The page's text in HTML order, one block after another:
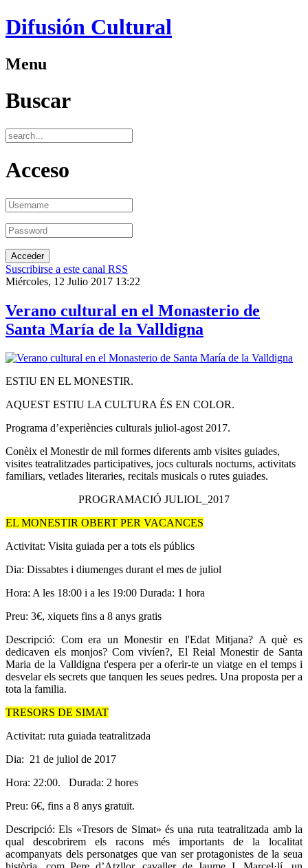
Difusión Cultural
Menu
Buscar
Acceso
Suscribirse a este canal RSS
Miércoles, 12 Julio 2017 13:22
Verano cultural en el Monasterio de
Santa María de la Valldigna
ESTIU EN EL MONESTIR.
AQUEST ESTIU LA CULTURA ÉS EN COLOR.
Programa d’experiències culturals juliol-agost 2017.
Conèix el Monestir de mil formes diferents amb visites guiades,
visites teatralitzades participatives, jocs culturals nocturns, activitats
familiars, vetlades literaries, recitals musicals o rutes guiades.
PROGRAMACIÓ JULIOL_2017
EL MONESTIR OBERT PER VACANCES
Activitat: Visita guiada per a tots els públics
Dia: Dissabtes i diumenges durant el mes de juliol
Hora: A les 18:00 i a les 19:00 Durada: 1 hora
Preu: 3€, xiquets fins a 8 anys gratis
Descripció: Com era un Monestir en l'Edat Mitjana? A què es
dedicaven els monjos? Com vivíen?, El Reial Monestir de Santa
Maria de la Valldigna t'espera per a oferir-te un viatge en el temps i
desvelar els secrets que tanquen les seues pedres. Una proposta per a
tota la familia.
TRESORS DE SIMAT
Activitat: ruta guiada teatralitzada
Dia: 21 de juliol de 2017
Hora: 22:00. Durada: 2 hores
Preu: 6€, fins a 8 anys gratuït.
Descripció: Els «Tresors de Simat» és una ruta teatralitzada amb la
qual descobrirem els racons més importants de la localitat
acompanyats dels personatges que van ser protagonistes de la seua